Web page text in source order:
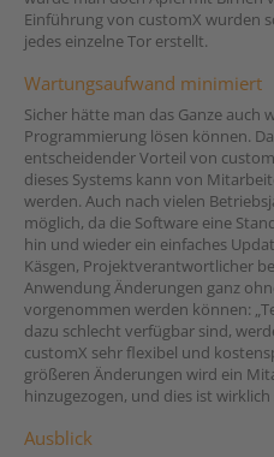
Einführung von customX wurden
jedes einzelne Tor erstellt.
Wartungsaufwand minimiert
Sicher hätte man das Ganze auch
Programmierung lösen können.
entscheidender Vorteil von
dieses Systems kann von
werden. Auch nach vielen
möglich, da die Software eine
hin und wieder ein einfaches
Käsgen, Projektverantwortlicher
Anwendung Änderungen ganz
vorgenommen werden können:
dazu schlecht verfügbar sind,
customX sehr flexibel und
größeren Änderungen wird ein
hinzugezogen, und dies ist wirklich
Ausblick